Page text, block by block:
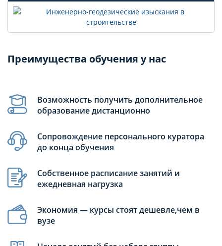
Преимущества обучения у нас
Возможность получить дополнительное
образование дистанционно
Сопровождение персонального куратора
до конца обучения
Собственное расписание занятий и
ежедневная нагрузка
Экономия — курсы стоят дешевле,чем в
вузе